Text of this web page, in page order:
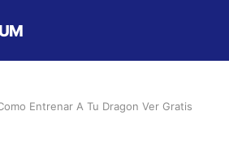
Entrenar A Tu Dragon Ver Gratis